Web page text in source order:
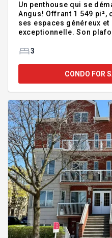
Un penthouse qui se
Angus! Offrant 1 549
ses espaces généreux
exceptionnelle. Son
mezzanine offrent un
profiter autant des feux
magnifiques couchers
au rendez-vous. La
copropriété ajoute à
3
CONDO FOR